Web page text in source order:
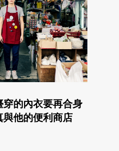
穿的內衣要再合身
與他的便利商店